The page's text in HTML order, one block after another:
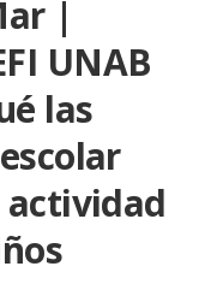
|
UNAB
las
actividad